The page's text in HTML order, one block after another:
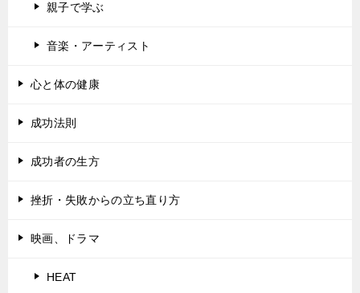
親子で学ぶ
音楽・アーティスト
心と体の健康
成功法則
成功者の生方
挫折・失敗からの立ち直り方
映画、ドラマ
HEAT